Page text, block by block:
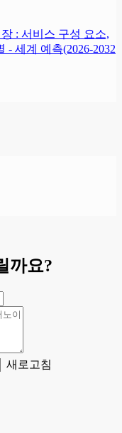
: 서비스 구성 요소,
- 세계 예측(2026-2032
까요?
새로고침